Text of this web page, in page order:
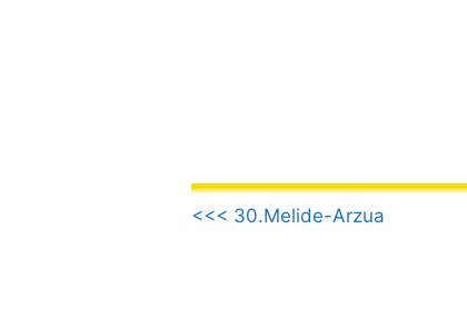
.
<<< 30.Melide-Arzua